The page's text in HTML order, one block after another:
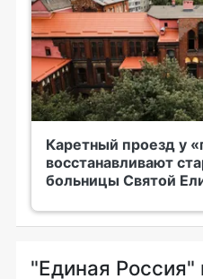
Каретный проезд у
восстанавливают
больницы Святой
"Единая Россия"